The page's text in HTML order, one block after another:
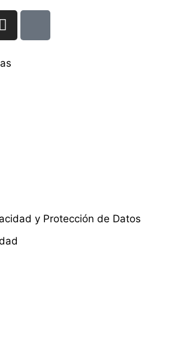
y Protección de Datos